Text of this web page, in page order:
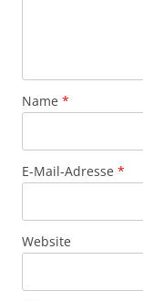
Name *
E-Mail-Adresse *
Website